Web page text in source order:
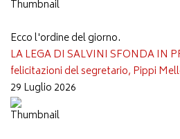
Ecco l'ordine del giorno.
LA LEGA DI SALVINI SFONDA IN
felicitazioni del segretario, Pippi
29 Luglio 2026